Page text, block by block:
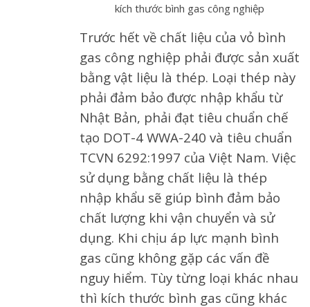
kích thước bình gas công nghiệp
Trước hết về chất liệu của vỏ bình
gas công nghiệp phải được sản xuất
bằng vật liệu là thép. Loại thép này
phải đảm bảo được nhập khẩu từ
Nhật Bản, phải đạt tiêu chuẩn chế
tạo DOT-4 WWA-240 và tiêu chuẩn
TCVN 6292:1997 của Việt Nam. Việc
sử dụng bằng chất liệu là thép
nhập khẩu sẽ giúp bình đảm bảo
chất lượng khi vận chuyển và sử
dụng. Khi chịu áp lực mạnh bình
gas cũng không gặp các vấn đề
nguy hiểm. Tùy từng loại khác nhau
thì kích thước bình gas cũng khác